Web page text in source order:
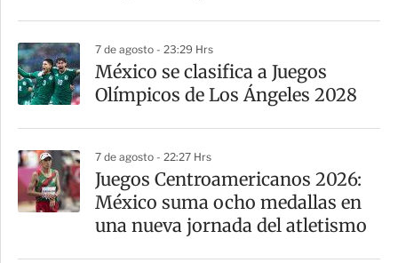
7 de agosto - 23:29 Hrs
México se clasifica a Juegos
Olímpicos de Los Ángeles 2028
7 de agosto - 22:27 Hrs
Juegos Centroamericanos 2026:
México suma ocho medallas en
una nueva jornada del atletismo